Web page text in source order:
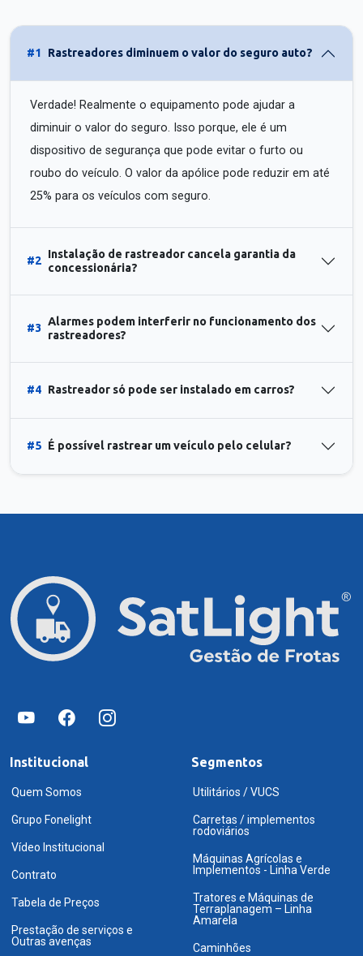
#1 Rastreadores diminuem o valor do seguro auto?
Verdade! Realmente o equipamento pode ajudar a
diminuir o valor do seguro. Isso porque, ele é um
dispositivo de segurança que pode evitar o furto ou
roubo do veículo. O valor da apólice pode reduzir em até
25% para os veículos com seguro.
#2
Instalação de rastreador cancela garantia da
concessionária?
#3
Alarmes podem interferir no funcionamento dos
rastreadores?
#4 Rastreador só pode ser instalado em carros?
#5 É possível rastrear um veículo pelo celular?
Institucional
Quem Somos
Grupo Fonelight
Vídeo Institucional
Contrato
Tabela de Preços
Prestação de serviços e
Outras avenças
Segmentos
Utilitários / VUCS
Carretas / implementos
rodoviários
Máquinas Agrícolas e
Implementos - Linha Verde
Tratores e Máquinas de
Terraplanagem – Linha
Amarela
Caminhões